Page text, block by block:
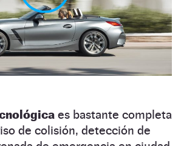
es bastante completa
de colisión, detección de